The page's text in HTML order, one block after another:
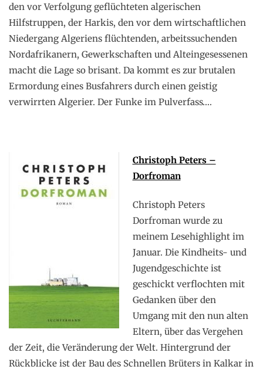
den vor Verfolgung geflüchteten algerischen
Hilfstruppen, der Harkis, den vor dem wirtschaftlichen
Niedergang Algeriens flüchtenden, arbeitssuchenden
Nordafrikanern, Gewerkschaften und Alteingesessenen
macht die Lage so brisant. Da kommt es zur brutalen
Ermordung eines Busfahrers durch einen geistig
verwirrten Algerier. Der Funke im Pulverfass….
Christoph Peters –
Dorfroman
Christoph Peters
Dorfroman wurde zu
meinem Lesehighlight im
Januar. Die Kindheits- und
Jugendgeschichte ist
geschickt verflochten mit
Gedanken über den
Umgang mit den nun alten
Eltern, über das Vergehen
der Zeit, die Veränderung der Welt. Hintergrund der
Rückblicke ist der Bau des Schnellen Brüters in Kalkar in